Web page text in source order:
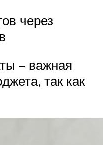
через
– важная
так как